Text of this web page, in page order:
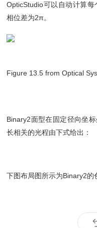
OpticStudio可以自动计算
相位差为2π。
Figure 13.5 from Optical
Binary2面型在固定径向坐
长相关的光程由下式给出：
下图布局图所示为Binary2的